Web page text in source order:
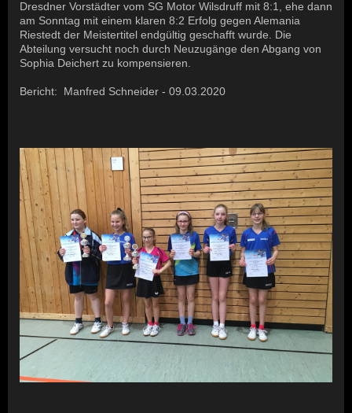
Dresdner Vorstädter vom SG Motor Wilsdruff mit 8:1, ehe dann
am Sonntag mit einem klaren 8:2 Erfolg gegen Alemania
Riestedt der Meistertitel endgültig geschafft wurde. Die
Abteilung versucht noch durch Neuzugänge den Abgang von
Sophia Deichert zu kompensieren.
Bericht: Manfred Schneider - 09.03.2020